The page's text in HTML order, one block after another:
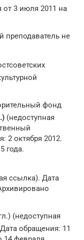
от 3 июля 2011 на
преподаватель не
фонд
(недоступная
2 октября 2012.
года.
ссылка). Дата
(недоступная
обращения: 11